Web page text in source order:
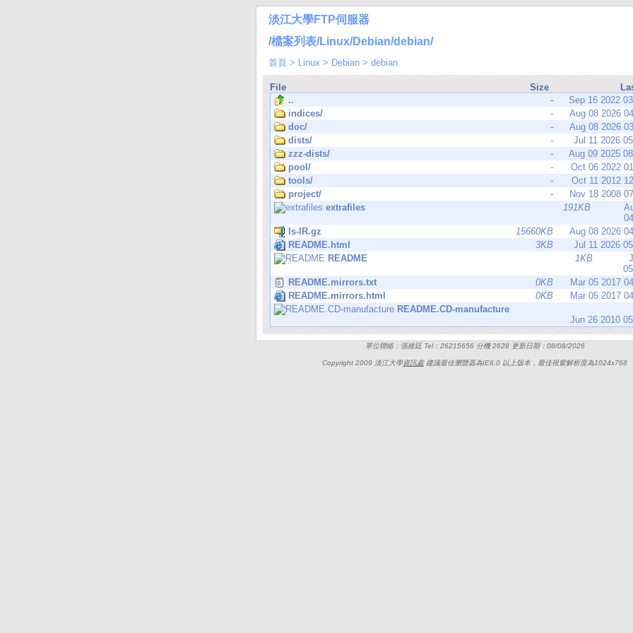
淡江大學FTP伺服器
/檔案列表/Linux/Debian/debian/
首頁 > Linux > Debian > debian
File Size
..
-
Sep 16 2022
indices/
-
Aug 08 2026
doc/
-
Aug 08 2026
dists/
-
Jul 11 2026
zzz-dists/
-
Aug 09 2025
pool/
-
Oct 06 2022
tools/
-
Oct 11 2012
project/
-
Nov 18 2008
extrafiles
191KB
ls-lR.gz
15660KB
Aug 08 2026
README.html
3KB
Jul 11 2026
README
1KB
README.mirrors.txt
0KB
Mar 05 2017
README.mirrors.html
0KB
Mar 05 2017
README.CD-manufacture
Jun 26 2010
單位聯絡：張維廷 Tel：26215656 分機 2628 更新日期：08/08/2026
Copyright 2009 淡江大學資訊處建議最佳瀏覽器為IE6.0 以上版本，最佳視窗解析度為1024x768